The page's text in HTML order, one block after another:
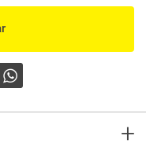
+